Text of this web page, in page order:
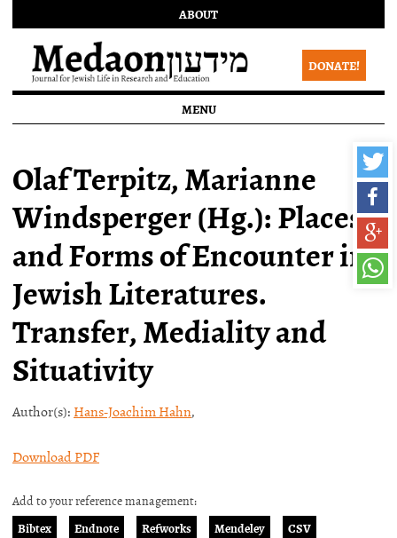
ABOUT
DONATE!
MENU
Olaf Terpitz, Marianne
Windsperger (Hg.): Places
and Forms of Encounter in
Jewish Literatures.
Transfer, Mediality and
Situativity
Author(s): Hans-Joachim Hahn,
Download PDF
Add to your reference management:
Bibtex
Endnote Refworks Mendeley CSV